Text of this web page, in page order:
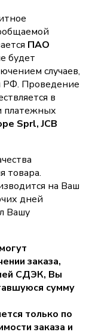
ПАО
будет
случаев,
РФ. Проведение
в
платежных
Sprl, JCB
товара.
на Ваш
дней
Вашу
заказа,
СДЭК, Вы
сумму
только по
заказа и